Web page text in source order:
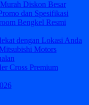
dan Spesifikasi
dengan Lokasi Anda
Motors